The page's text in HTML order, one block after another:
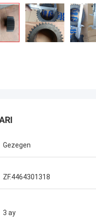
Gezegen
ZF.4464301318
3 ay